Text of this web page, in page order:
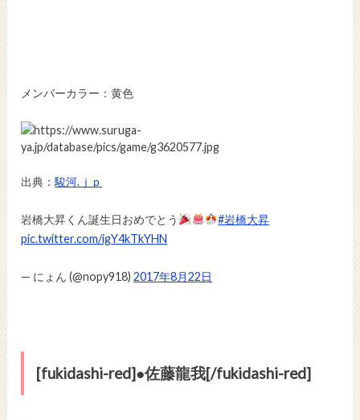
メンバーカラー：黄色
出典：駿河.ｊｐ
岩橋大昇くん誕生日おめでとう
#岩橋大昇
pic.twitter.com/igY4kTkYHN
— にょん (@nopy918)2017年8月22日
[fukidashi-red]●佐藤龍我[/fukidashi-red]